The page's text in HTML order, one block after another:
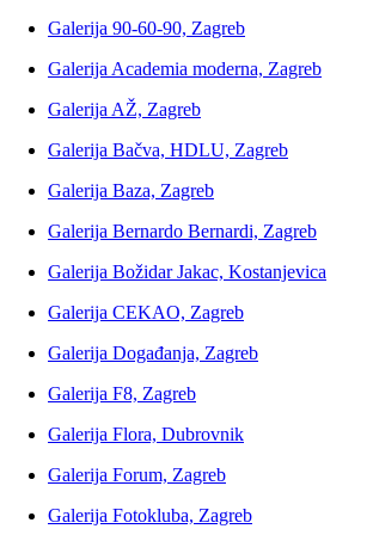
Galerija 90-60-90, Zagreb
Galerija Academia moderna, Zagreb
Galerija AŽ, Zagreb
Galerija Bačva, HDLU, Zagreb
Galerija Baza, Zagreb
Galerija Bernardo Bernardi, Zagreb
Galerija Božidar Jakac, Kostanjevica
Galerija CEKAO, Zagreb
Galerija Događanja, Zagreb
Galerija F8, Zagreb
Galerija Flora, Dubrovnik
Galerija Forum, Zagreb
Galerija Fotokluba, Zagreb